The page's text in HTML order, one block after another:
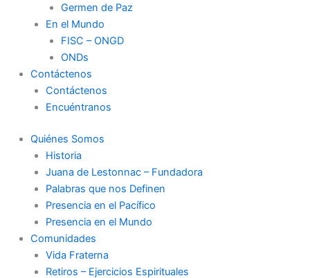
Germen de Paz
En el Mundo
FISC – ONGD
ONDs
Contáctenos
Contáctenos
Encuéntranos
Quiénes Somos
Historia
Juana de Lestonnac – Fundadora
Palabras que nos Definen
Presencia en el Pacífico
Presencia en el Mundo
Comunidades
Vida Fraterna
Retiros – Ejercicios Espirituales